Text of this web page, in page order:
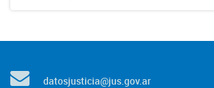
datosjusticia@jus.gov.ar